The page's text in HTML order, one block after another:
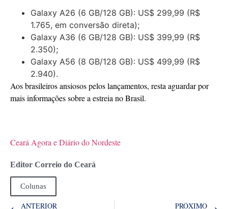
Galaxy A26 (6 GB/128 GB): US$ 299,99 (R$
1.765, em conversão direta);
Galaxy A36 (6 GB/128 GB): US$ 399,99 (R$
2.350);
Galaxy A56 (8 GB/128 GB): US$ 499,99 (R$
2.940).
Aos brasileiros ansiosos pelos lançamentos, resta aguardar por
mais informações sobre a estreia no Brasil.
Ceará Agora e Diário do Nordeste
Editor Correio do Ceará
Colunas
ANTERIOR PRÓXIMO